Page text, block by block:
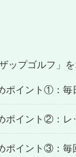
ップゴルフ」
ポイント①：毎
ポイント②：レ
ポイント③：毎